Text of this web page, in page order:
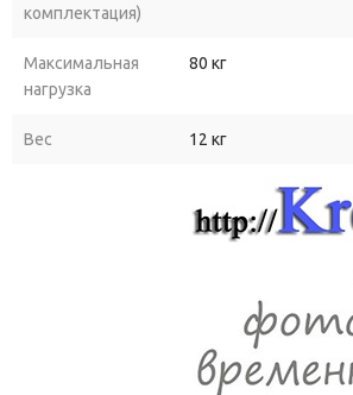
комплектация)
Максимальная
нагрузка
80 кг
Вес 12 кг